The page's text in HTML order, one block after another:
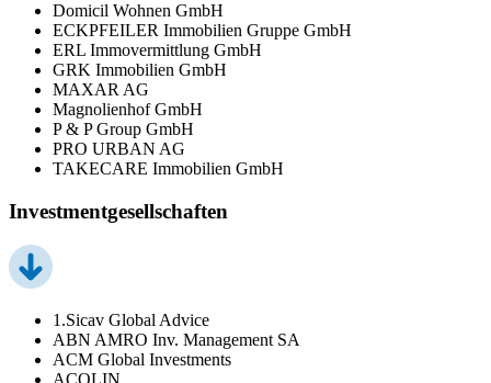
Domicil Wohnen GmbH
ECKPFEILER Immobilien Gruppe GmbH
ERL Immovermittlung GmbH
GRK Immobilien GmbH
MAXAR AG
Magnolienhof GmbH
P & P Group GmbH
PRO URBAN AG
TAKECARE Immobilien GmbH
Investmentgesellschaften
1.Sicav Global Advice
ABN AMRO Inv. Management SA
ACM Global Investments
ACOLIN